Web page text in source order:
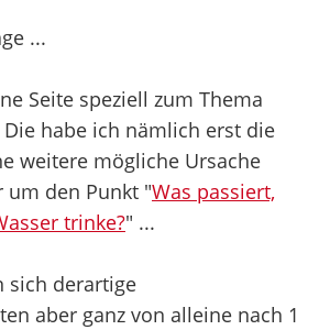
...
Seite speziell zum Thema
Die habe ich nämlich erst die
weitere mögliche Ursache
um den Punkt "Was passiert,
trinke?" ...
sich derartige
aber ganz von alleine nach 1